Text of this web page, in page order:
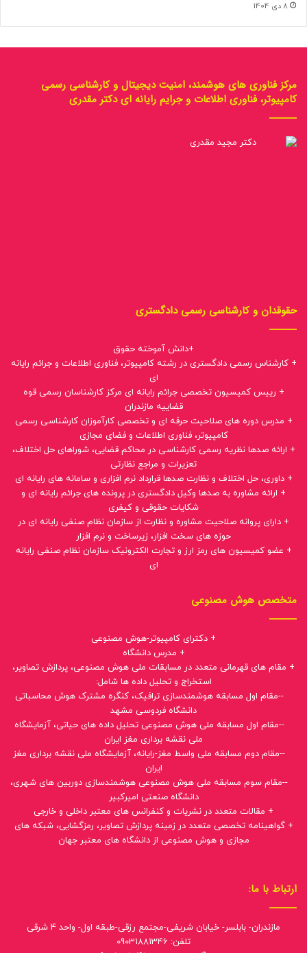
8 دی 1404
مرکز فناوری های هوشمند، امنیت دیجیتال و کارشناسی رسمی
کامپیوتر، فناوری اطلاعات و جرایم رایانه ای دکتر مقدری
حقوقدان و کارشناسی رسمی دادگستری
+دانش آموخته حقوق
+ کارشناس رسمی دادگستری در رشته کامپیوتر، فناوری اطلاعات و جرائم رایانه
ای
+ رییس کمیسیون تخصصی جرائم رایانه ای مرکز کارشناسان رسمی قوه
قضاییه مازندران
+ مدرس دوره های صلاحیت حرفه ای و تخصصی کارآموزان کارشناسی رسمی
کامپیوتر، فناوری اطلاعات و فضای مجازی
+ ارائه صدها نظریه رسمی کارشناسی در محاکم قضایی، شوراهای حل اختلاف،
تعزیرات و مراجع نظارتی
+ داوری، حل اختلاف و نظارت صدها قرارداد نرم افزاری و سامانه های رایانه ای
+ ارائه مشاوره به صدها وکیل دادگستری در پرونده های جرائم رایانه ای و
شکایات حقوقی و کیفری
+ دارای پروانه صلاحیت مشاوره و نظارت از سازمان نظام صنفی رایانه ای در
حوزه های سخت افزار، زیرساخت و نرم افزار
+ عضو کمیسیون های رمز ارز و تجارت الکترونیک سازمان نظام صنفی رایانه
ای
متخصص هوش مصنوعی
+ دکترای کامپیوتر-هوش مصنوعی
+ مدرس دانشگاه
+ مقام های قهرمانی متعدد در مسابقات ملی هوش مصنوعی، پردازش تصاویر،
استخراج و تحلیل داده ها شامل:
--مقام اول مسابقه هوشمندسازی ترافیک، کنگره مشترک هوش محاسباتی
دانشگاه فردوسی مشهد
--مقام اول مسابقه ملی هوش مصنوعی تحلیل داده های حیاتی، آزمایشگاه
ملی نقشه برداری مغز ایران
--مقام دوم مسابقه ملی واسط مغز-رایانه، آزمایشگاه ملی نقشه برداری مغز
ایران
--مقام سوم مسابقه ملی هوش مصنوعی هوشمندسازی دوربین های شهری،
دانشگاه صنعتی امیرکبیر
+ مقالات متعدد در نشریات و کنفرانس های معتبر داخلی و خارجی
+ گواهینامه تخصصی متعدد در زمینه پردازش تصاویر، رمزگشایی، شبکه های
مجازی و هوش مصنوعی از دانشگاه های معتبر جهان
ارتباط با ما:
مازندران- بابلسر- خیابان شریفی-مجتمع رزقی-طبقه اول- واحد 4 شرقی
تلفن: 09031881346